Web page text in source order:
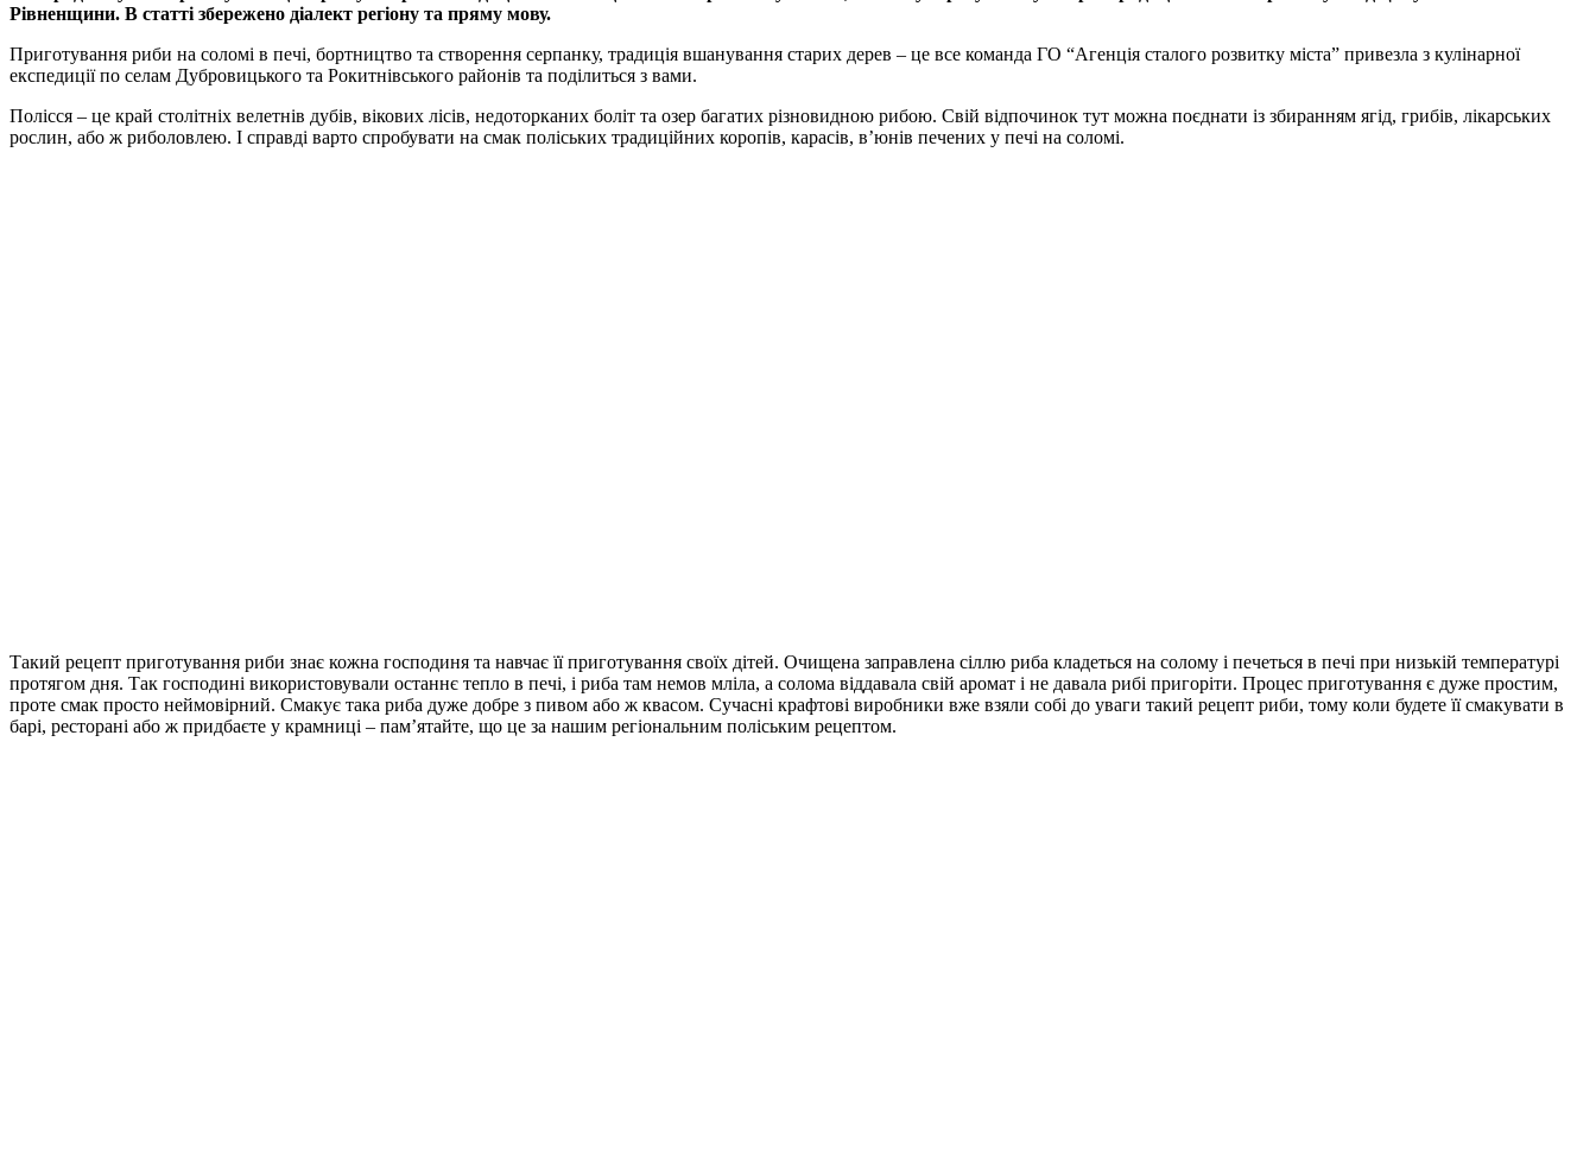
Рівненщини. В статті збережено діалект регіону та пряму мову.
Приготування риби на соломі в печі, бортництво та створення серпанку, традиція вшанування старих дерев – це все команда ГО “Агенція сталого розвитку міста” привезла з кулінарної
експедиції по селам Дубровицького та Рокитнівського районів та поділиться з вами.
Полісся – це край столітніх велетнів дубів, вікових лісів, недоторканих боліт та озер багатих різновидною рибою. Свій відпочинок тут можна поєднати із збиранням ягід, грибів, лікарських
рослин, або ж риболовлею. І справді варто спробувати на смак поліських традиційних коропів, карасів, в’юнів печених у печі на соломі.
Такий рецепт приготування риби знає кожна господиня та навчає її приготування своїх дітей. Очищена заправлена сіллю риба кладеться на солому і печеться в печі при низькій температурі
протягом дня. Так господині використовували останнє тепло в печі, і риба там немов мліла, а солома віддавала свій аромат і не давала рибі пригоріти. Процес приготування є дуже простим,
проте смак просто неймовірний. Смакує така риба дуже добре з пивом або ж квасом. Сучасні крафтові виробники вже взяли собі до уваги такий рецепт риби, тому коли будете її смакувати в
барі, ресторані або ж придбаєте у крамниці – пам’ятайте, що це за нашим регіональним поліським рецептом.